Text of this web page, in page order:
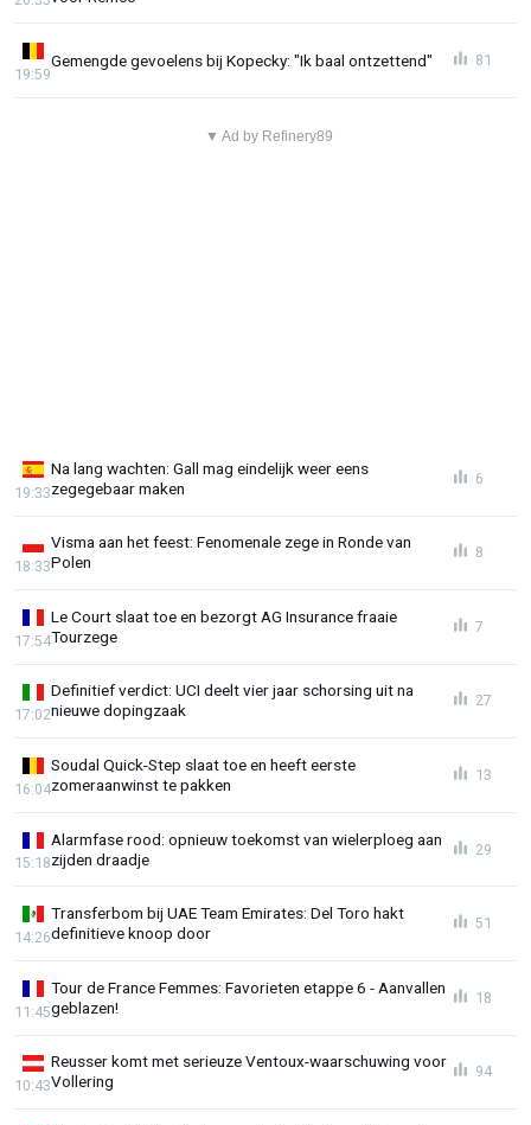
Gemengde gevoelens bij Kopecky: "Ik baal ontzettend"
19:59
81
▼ Ad by Refinery89
Na lang wachten: Gall mag eindelijk weer eens
zegegebaar maken
19:33
6
Visma aan het feest: Fenomenale zege in Ronde van
Polen
18:33
8
Le Court slaat toe en bezorgt AG Insurance fraaie
Tourzege
17:54
7
Definitief verdict: UCI deelt vier jaar schorsing uit na
nieuwe dopingzaak
17:02
27
Soudal Quick-Step slaat toe en heeft eerste
zomeraanwinst te pakken
16:04
13
Alarmfase rood: opnieuw toekomst van wielerploeg aan
zijden draadje
15:18
29
Transferbom bij UAE Team Emirates: Del Toro hakt
definitieve knoop door
14:26
51
Tour de France Femmes: Favorieten etappe 6 - Aanvallen
geblazen!
11:45
18
Reusser komt met serieuze Ventoux-waarschuwing voor
Vollering
10:43
94